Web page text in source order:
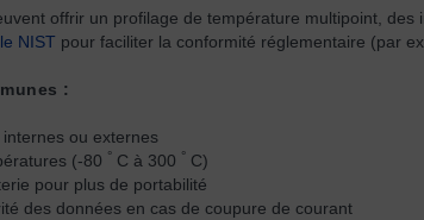
offrir un profilage de température multipoint,
NIST pour faciliter la conformité réglementaire (par
:
ou externes
(-80 ° C à 300 ° C)
pour plus de portabilité
des données en cas de coupure de courant